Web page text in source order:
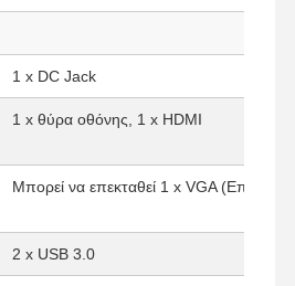
1 x DC Jack
1 x θύρα οθόνης, 1 x HDMI
Μπορεί να επεκταθεί 1 x VGA (Επιλογή)
2 x USB 3.0